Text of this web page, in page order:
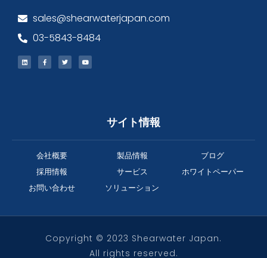
sales@shearwaterjapan.com
03-5843-8484
サイト情報
会社概要
採用情報
お問い合わせ
製品情報
サービス
ソリューション
ブログ
ホワイトペーパー
Copyright © 2023 Shearwater Japan.
All rights reserved.